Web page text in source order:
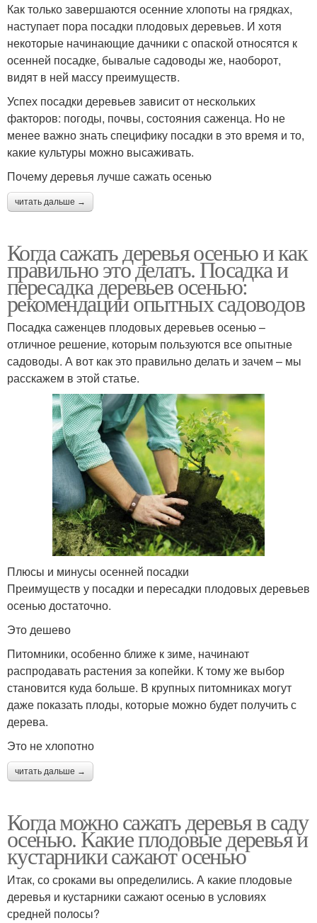
Как только завершаются осенние хлопоты на грядках,
наступает пора посадки плодовых деревьев. И хотя
некоторые начинающие дачники с опаской относятся к
осенней посадке, бывалые садоводы же, наоборот,
видят в ней массу преимуществ.
Успех посадки деревьев зависит от нескольких
факторов: погоды, почвы, состояния саженца. Но не
менее важно знать специфику посадки в это время и то,
какие культуры можно высаживать.
Почему деревья лучше сажать осенью
читать дальше →
Когда сажать деревья осенью и как
правильно это делать. Посадка и
пересадка деревьев осенью:
рекомендации опытных садоводов
Посадка саженцев плодовых деревьев осенью –
отличное решение, которым пользуются все опытные
садоводы. А вот как это правильно делать и зачем – мы
расскажем в этой статье.
Плюсы и минусы осенней посадки
Преимуществ у посадки и пересадки плодовых деревьев
осенью достаточно.
Это дешево
Питомники, особенно ближе к зиме, начинают
распродавать растения за копейки. К тому же выбор
становится куда больше. В крупных питомниках могут
даже показать плоды, которые можно будет получить с
дерева.
Это не хлопотно
читать дальше →
Когда можно сажать деревья в саду
осенью. Какие плодовые деревья и
кустарники сажают осенью
Итак, со сроками вы определились. А какие плодовые
деревья и кустарники сажают осенью в условиях
средней полосы?